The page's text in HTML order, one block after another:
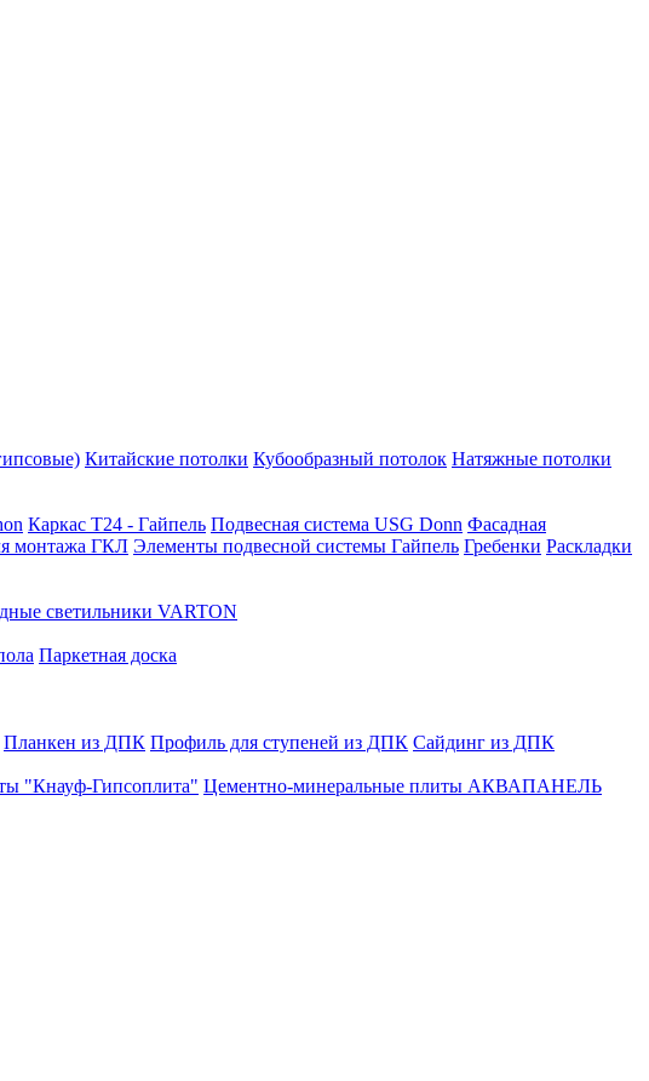
Китайские потолки Кубообразный потолок Натяжные потолки
Каркас Т24 - Гайпель Подвесная система USG Donn Фасадная
монтажа ГКЛ Элементы подвесной системы Гайпель Гребенки Раскладки
светильники VARTON
Паркетная доска
Планкен из ДПК Профиль для ступеней из ДПК Сайдинг из ДПК
"Кнауф-Гипсоплита" Цементно-минеральные плиты АКВАПАНЕЛЬ